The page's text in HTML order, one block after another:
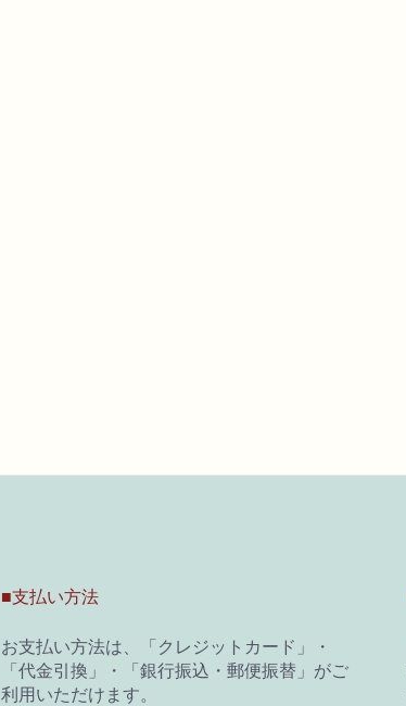
■支払い方法
お支払い方法は、「クレジットカード」・
「代金引換」・「銀行振込・郵便振替」がご
利用いただけます。